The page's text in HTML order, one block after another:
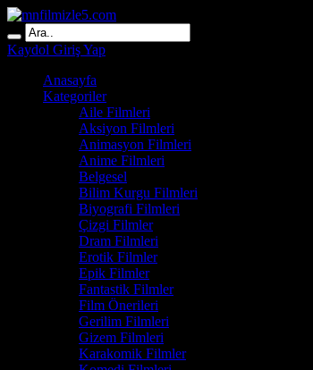
Kaydol Giriş Yap
Anasayfa
Kategoriler
Aile Filmleri
Aksiyon Filmleri
Animasyon Filmleri
Anime Filmleri
Belgesel
Bilim Kurgu Filmleri
Biyografi Filmleri
Çizgi Filmler
Dram Filmleri
Erotik Filmler
Epik Filmler
Fantastik Filmler
Film Önerileri
Gerilim Filmleri
Gizem Filmleri
Karakomik Filmler